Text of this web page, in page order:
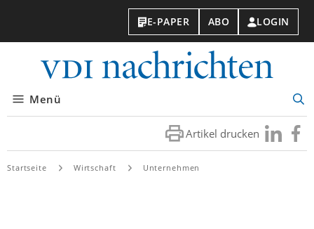
E-PAPER ABO LOGIN
Menü
Artikel drucken Besuchen
Sie
Sie
Startseite Wirtschaft Unternehmen